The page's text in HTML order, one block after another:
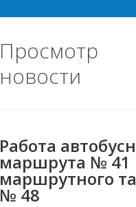
Просмотр
новости
Работа
маршрута № 41
маршрутного
№ 48